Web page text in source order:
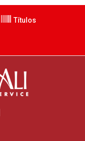
Títulos